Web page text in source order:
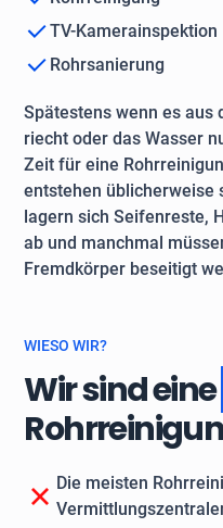
TV-Kamerainspektion
Rohrsanierung
Spätestens wenn es aus
riecht oder das Wasser
Zeit für eine
entstehen üblicherweise
lagern sich Seifenreste,
ab und manchmal
Fremdkörper beseitigt
WIESO WIR?
Wir sind eine
Die meisten